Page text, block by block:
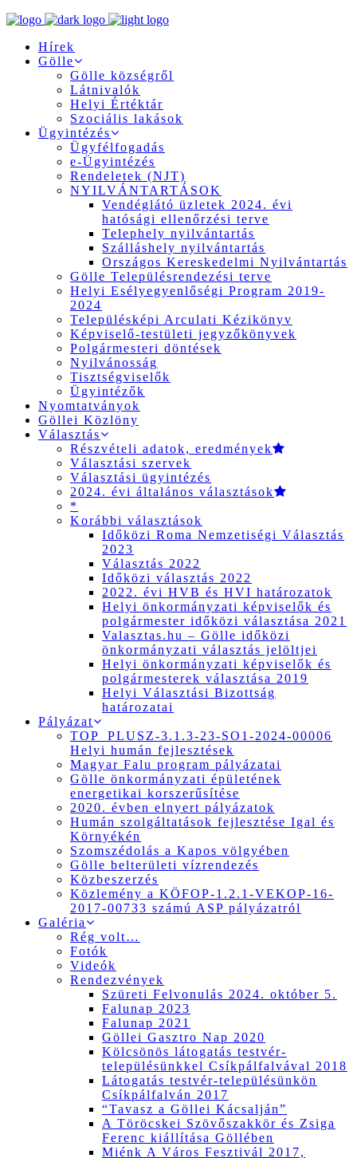
Hírek
Gölle
Gölle községről
Látnivalók
Helyi Értéktár
Szociális lakások
Ügyintézés
Ügyfélfogadás
e-Ügyintézés
Rendeletek (NJT)
NYILVÁNTARTÁSOK
Vendéglátó üzletek 2024. évi
hatósági ellenőrzési terve
Telephely nyilvántartás
Szálláshely nyilvántartás
Országos Kereskedelmi Nyilvántartás
Gölle Településrendezési terve
Helyi Esélyegyenlőségi Program 2019-
2024
Településképi Arculati Kézikönyv
Képviselő-testületi jegyzőkönyvek
Polgármesteri döntések
Nyilvánosság
Tisztségviselők
Ügyintézők
Nyomtatványok
Göllei Közlöny
Választás
Részvételi adatok, eredmények
Választási szervek
Választási ügyintézés
2024. évi általános választások
*
Korábbi választások
Időközi Roma Nemzetiségi Választás
2023
Választás 2022
Időközi választás 2022
2022. évi HVB és HVI határozatok
Helyi önkormányzati képviselők és
polgármester időközi választása 2021
Valasztas.hu – Gölle időközi
önkormányzati választás jelöltjei
Helyi önkormányzati képviselők és
polgármesterek választása 2019
Helyi Választási Bizottság
határozatai
Pályázat
TOP_PLUSZ-3.1.3-23-SO1-2024-00006
Helyi humán fejlesztések
Magyar Falu program pályázatai
Gölle önkormányzati épületének
energetikai korszerűsítése
2020. évben elnyert pályázatok
Humán szolgáltatások fejlesztése Igal és
Környékén
Szomszédolás a Kapos völgyében
Gölle belterületi vízrendezés
Közbeszerzés
Közlemény a KÖFOP-1.2.1-VEKOP-16-
2017-00733 számú ASP pályázatról
Galéria
Rég volt…
Fotók
Videók
Rendezvények
Szüreti Felvonulás 2024. október 5.
Falunap 2023
Falunap 2021
Göllei Gasztro Nap 2020
Kölcsönös látogatás testvér-
településünkkel Csíkpálfalvával 2018
Látogatás testvér-településünkön
Csíkpálfalván 2017
“Tavasz a Göllei Kácsalján”
A Töröcskei Szövőszakkör és Zsiga
Ferenc kiállítása Göllében
Miénk A Város Fesztivál 2017,